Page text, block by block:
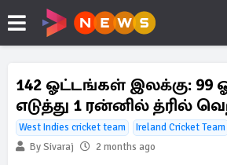
142 ஓட்டங்கள் இலக்கு:
எடுத்து 1 ரன்னில் த்ரில்
West Indies cricket team
Ireland Cricket Team
By Sivaraj
2 months ago